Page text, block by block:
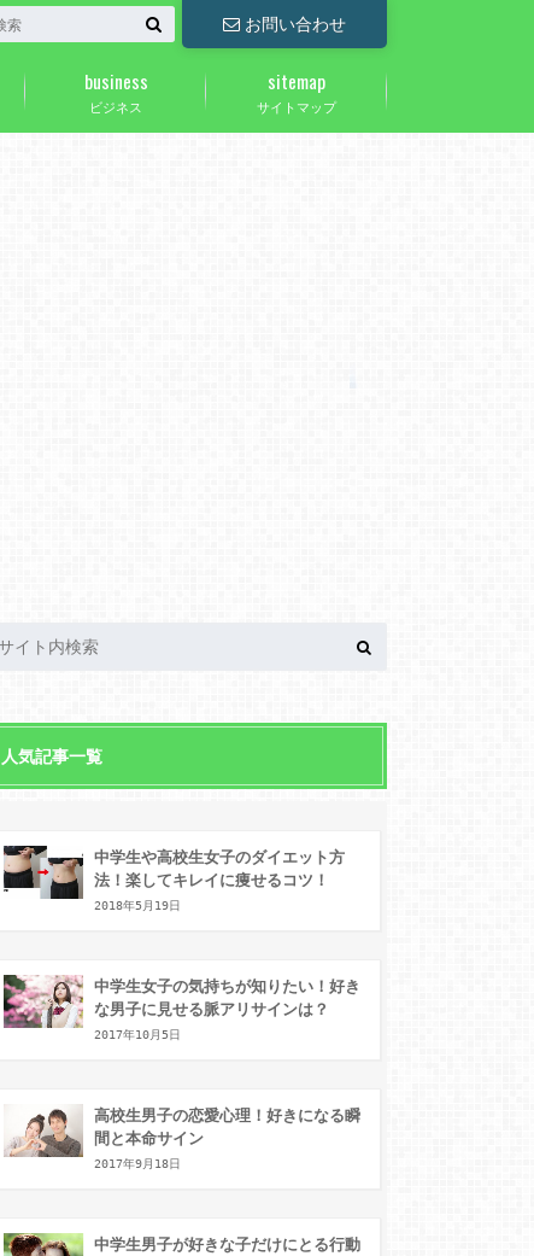
お問い合わせ
ビジネス
business
サイトマップ
sitemap
人気記事一覧
中学生や高校生女子のダイエット方
法！楽してキレイに痩せるコツ！
2018年5月19日
中学生女子の気持ちが知りたい！好き
な男子に見せる脈アリサインは？
2017年10月5日
高校生男子の恋愛心理！好きになる瞬
間と本命サイン
2017年9月18日
中学生男子が好きな子だけにとる行動